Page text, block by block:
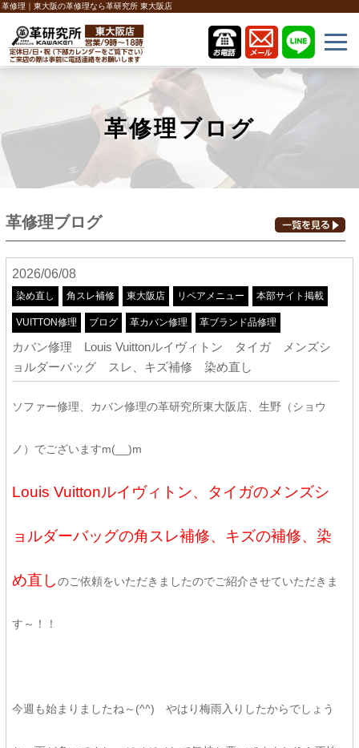
革修理｜東大阪の革修理なら革研究所 東大阪店
革修理ブログ
革修理ブログ
2026/06/08
染め直し 角スレ補修 東大阪店 リペアメニュー 本部サイト掲載
VUITTON修理 ブログ 革カバン修理 革ブランド品修理
カバン修理 Louis Vuittonルイヴィトン タイガ メンズシ
ョルダーバッグ スレ、キズ補修 染め直し
ソファー修理、カバン修理の革研究所東大阪店、生野（ショウ
ノ）でございますm(__)m
Louis Vuittonルイヴィトン、タイガのメンズシ
ョルダーバッグの角スレ補修、キズの補修、染
め直しのご依頼をいただきましたのでご紹介させていただきま
す～！！
今週も始まりましたね～(^^) やはり梅雨入りしたからでしょう